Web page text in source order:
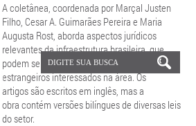
A coletânea, coordenada por Marçal Justen
Filho, Cesar A. Guimarães Pereira e Maria
Augusta Rost, aborda aspectos jurídicos
relevantes da infraestrutura brasileira, que
podem ser úteis a advogados e investidores
estrangeiros interessados na área. Os
artigos são escritos em inglês, mas a
obra contém versões bilíngues de diversas leis
do setor.